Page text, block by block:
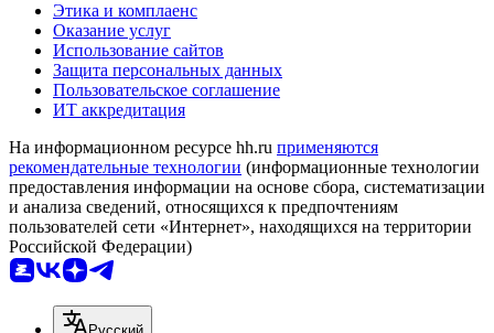
Этика и комплаенс
Оказание услуг
Использование сайтов
Защита персональных данных
Пользовательское соглашение
ИТ аккредитация
На информационном ресурсе hh.ru применяются
рекомендательные технологии (информационные технологии
предоставления информации на основе сбора, систематизации
и анализа сведений, относящихся к предпочтениям
пользователей сети «Интернет», находящихся на территории
Российской Федерации)